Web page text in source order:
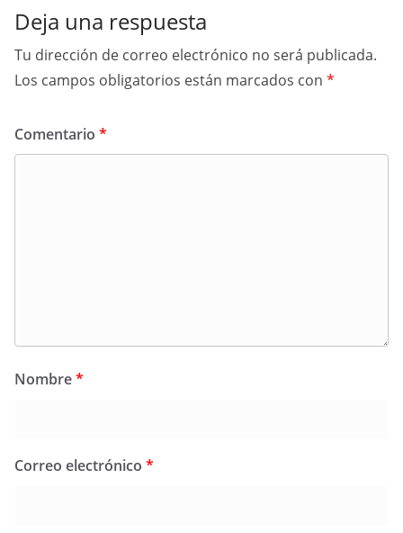
Deja una respuesta
Tu dirección de correo electrónico no será publicada.
Los campos obligatorios están marcados con *
Comentario *
Nombre*
Correo electrónico *